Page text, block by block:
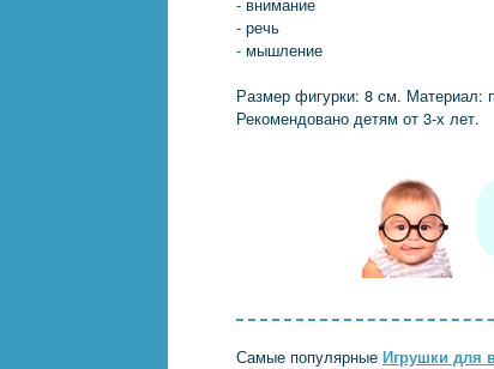
- речь
- мышление
Размер фигурки: 8 см. Материал:
Рекомендовано детям от 3-х лет.
Самые популярные Игрушки для